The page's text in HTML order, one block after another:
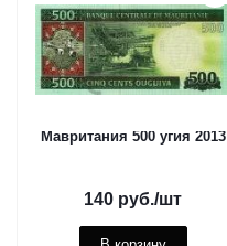
Мавритания 500 угия 2013
140 руб./шт